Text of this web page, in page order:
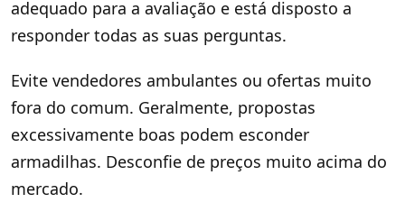
adequado para a avaliação e está disposto a
responder todas as suas perguntas.
Evite vendedores ambulantes ou ofertas muito
fora do comum. Geralmente, propostas
excessivamente boas podem esconder
armadilhas. Desconfie de preços muito acima do
mercado.